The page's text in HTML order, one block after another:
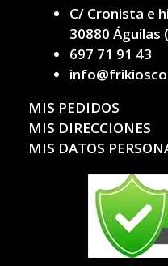
C/ Cronista e
30880 Águilas
697 71 91 43
MIS PEDIDOS
MIS DIRECCIONES
MIS DATOS